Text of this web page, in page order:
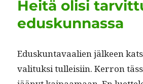
Heitä olisi
eduskunnassa
Eduskun­tavaalien jäl­keen
val­i­tuk­si tulleisi­in. Ker­ron